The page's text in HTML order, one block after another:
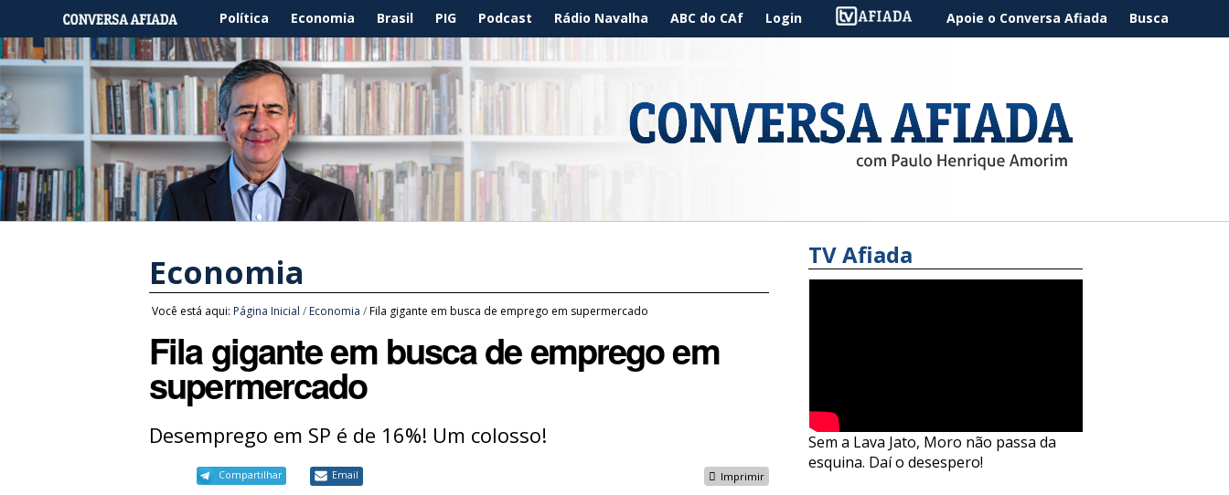
Política Economia Brasil PIG Podcast Rádio Navalha ABC do CAf Login Apoie o Conversa Afiada Busca
Economia
Você está aqui: Página Inicial / Economia /Fila gigante em busca de emprego em supermercado
Fila gigante em busca de emprego em
supermercado
Desemprego em SP é de 16%! Um colosso!
Compartilhar Email Imprimir
TV Afiada
Sem a Lava Jato, Moro não passa da
esquina. Daí o desespero!